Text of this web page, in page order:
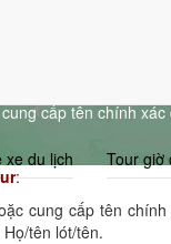
xe du lịch Tour giờ
cấp tên chính
:
cung cấp tên
tên lót/tên.